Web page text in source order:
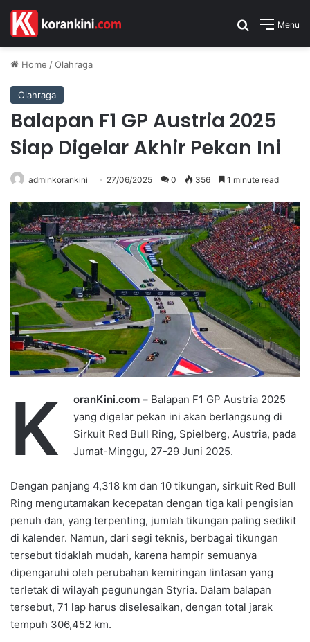
Menu
Search for
Home /Olahraga
Olahraga
Balapan F1 GP Austria 2025
Siap Digelar Akhir Pekan Ini
adminkorankini 27/06/2025 0 356 1 minute read
K oranKini.com – Balapan F1 GP Austria 2025
yang digelar pekan ini akan berlangsung di
Sirkuit Red Bull Ring, Spielberg, Austria, pada
Jumat-Minggu, 27-29 Juni 2025.
Dengan panjang 4,318 km dan 10 tikungan, sirkuit Red Bull
Ring mengutamakan kecepatan dengan tiga kali pengisian
penuh dan, yang terpenting, jumlah tikungan paling sedikit
di kalender. Namun, dari segi teknis, berbagai tikungan
tersebut tidaklah mudah, karena hampir semuanya
dipengaruhi oleh perubahan kemiringan lintasan yang
terletak di wilayah pegunungan Styria. Dalam balapan
tersebut, 71 lap harus diselesaikan, dengan total jarak
tempuh 306,452 km.